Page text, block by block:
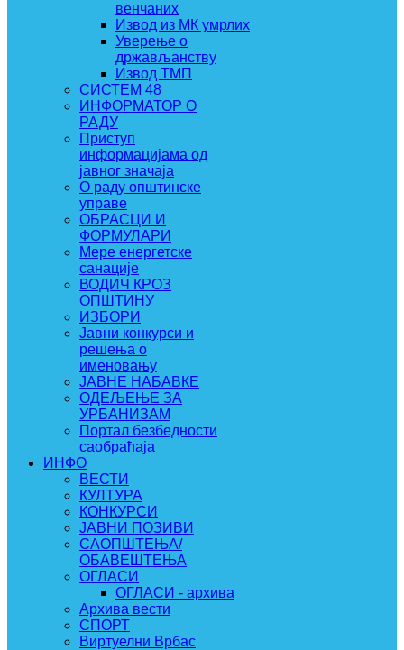
венчаних
Извод из МК умрлих
Уверење о
држављанству
Извод ТМП
СИСТЕМ 48
ИНФОРМАТОР О
РАДУ
Приступ
информацијама од
јавног значаја
О раду општинске
управе
ОБРАСЦИ И
ФОРМУЛАРИ
Мере енергетске
санације
ВОДИЧ КРОЗ
ОПШТИНУ
ИЗБОРИ
Јавни конкурси и
решења о
именовању
ЈАВНЕ НАБАВКЕ
ОДЕЉЕЊЕ ЗА
УРБАНИЗАМ
Портал безбедности
саобраћаја
ИНФО
ВЕСТИ
КУЛТУРА
КОНКУРСИ
ЈАВНИ ПОЗИВИ
САОПШТЕЊА/
ОБАВЕШТЕЊА
ОГЛАСИ
ОГЛАСИ - архива
Архива вести
СПОРТ
Виртуелни Врбас